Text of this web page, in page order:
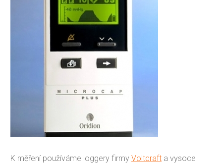
K měření používáme loggery firmy Voltcraft a vysoce